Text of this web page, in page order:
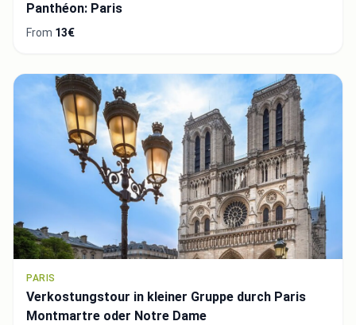
Panthéon: Paris
From 13€
PARIS
Verkostungstour in kleiner Gruppe durch Paris
Montmartre oder Notre Dame